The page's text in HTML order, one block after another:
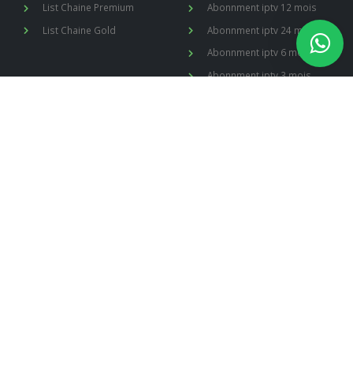
List Chaine Premium
List Chaine Gold
Abonnment iptv 12 mois
Abonnment iptv 24 mois
Abonnment iptv 6 mois
Abonnment iptv 3 mois